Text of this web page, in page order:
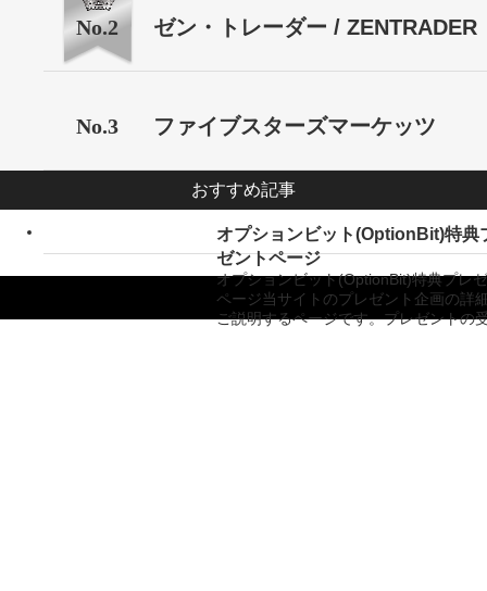
No.2 ゼン・トレーダー / ZENTRADER
No.3 ファイブスターズマーケッツ
おすすめ記事
オプションビット(OptionBit)特典
ゼントページ
オプションビット(OptionBit)特典プレ
ページ当サイトのプレゼント企画の詳
ご説明するページです。プレゼントの